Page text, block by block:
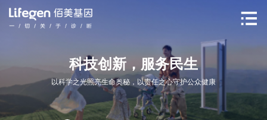
科技创新，服务民生
以科学之光照亮生命奥秘，以责任之心守护公众健康